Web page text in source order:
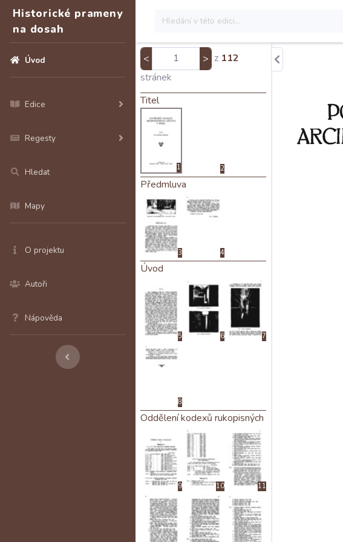
Historické prameny
na dosah
Úvod
Edice
Regesty
Hledat
Mapy
O projektu
Autoři
Nápověda
< > z 112
stránek
Titel
1 2
Předmluva
3 4
Úvod
5 6 7
8
Oddělení kodexů rukopisných
9 10 11